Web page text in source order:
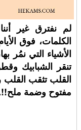
لم نفترق غير
الكلمات، فوق
الأشياء التي نمُر
تنقر الشبابيك
القلب تثقب القلب
مفتوح وضمة ملح!!.